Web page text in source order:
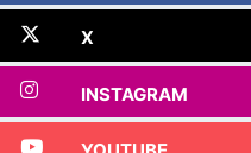
X
INSTAGRAM